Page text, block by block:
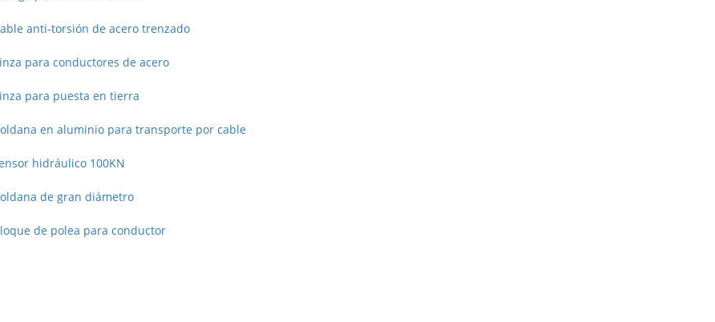
anti-torsión de acero trenzado
para conductores de acero
para puesta en tierra
en aluminio para transporte por cable
hidráulico 100KN
de gran diámetro
de polea para conductor